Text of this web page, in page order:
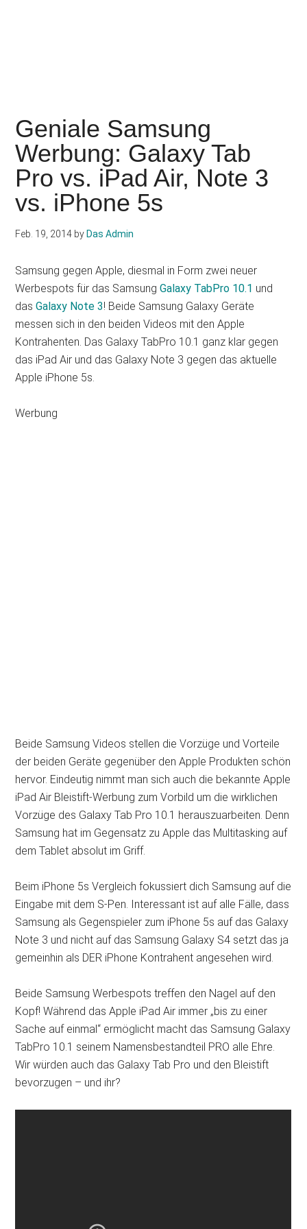
Geniale Samsung
Werbung: Galaxy Tab
Pro vs. iPad Air, Note 3
vs. iPhone 5s
Feb. 19, 2014 by Das Admin
Samsung gegen Apple, diesmal in Form zwei neuer
Werbespots für das SamsungGalaxy TabPro 10.1 und
dasGalaxy Note 3! Beide Samsung Galaxy Geräte
messen sich in den beiden Videos mit den Apple
Kontrahenten. Das Galaxy TabPro 10.1 ganz klar gegen
das iPad Air und das Galaxy Note 3 gegen das aktuelle
Apple iPhone 5s.
Werbung
Beide Samsung Videos stellen die Vorzüge und Vorteile
der beiden Geräte gegenüber den Apple Produkten schön
hervor. Eindeutig nimmt man sich auch die bekannte Apple
iPad Air Bleistift-Werbung zum Vorbild um die wirklichen
Vorzüge des Galaxy Tab Pro 10.1 herauszuarbeiten. Denn
Samsung hat im Gegensatz zu Apple das Multitasking auf
dem Tablet absolut im Griff.
Beim iPhone 5s Vergleich fokussiert dich Samsung auf die
Eingabe mit dem S-Pen. Interessant ist auf alle Fälle, dass
Samsung als Gegenspieler zum iPhone 5s auf das Galaxy
Note 3 und nicht auf das Samsung Galaxy S4 setzt das ja
gemeinhin als DER iPhone Kontrahent angesehen wird.
Beide Samsung Werbespots treffen den Nagel auf den
Kopf! Während das Apple iPad Air immer „bis zu einer
Sache auf einmal“ ermöglicht macht das Samsung Galaxy
TabPro 10.1 seinem Namensbestandteil PRO alle Ehre.
Wir würden auch das Galaxy Tab Pro und den Bleistift
bevorzugen – und ihr?